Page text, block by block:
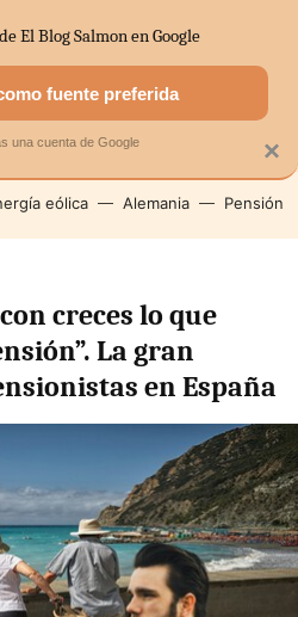
MERCADOS
eólica Alemania Pensión
creces lo que
La gran
en España
×
El Blog Salmon en Google
fuente preferida
una cuenta de Google